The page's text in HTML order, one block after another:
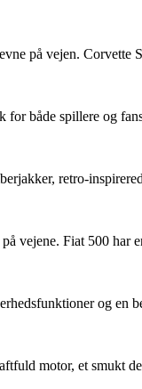
på vejen. Corvette
både spillere og
retro-
vejene. Fiat 500 har
og en
motor, et smukt